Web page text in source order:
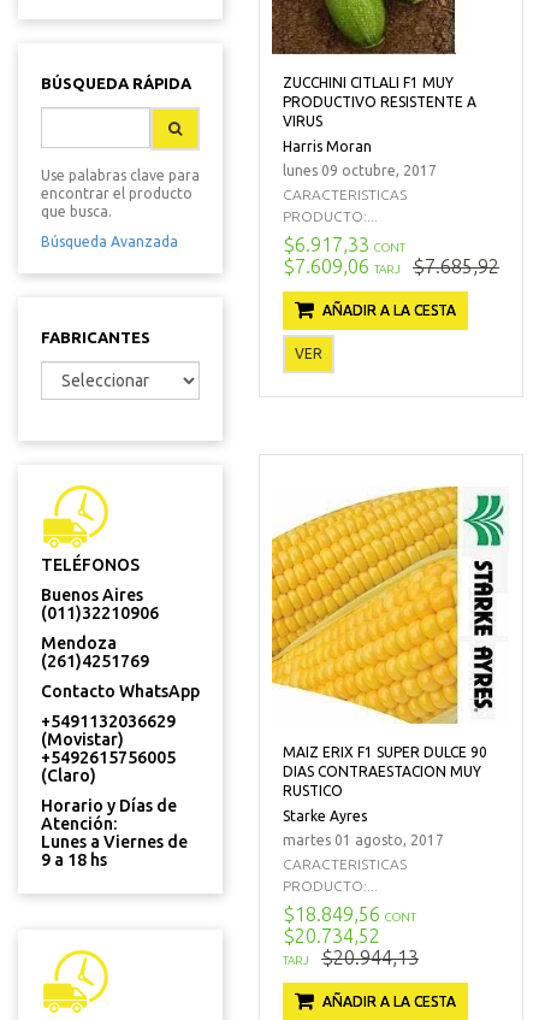
BÚSQUEDA RÁPIDA
Use palabras clave para
encontrar el producto
que busca.
Búsqueda Avanzada
FABRICANTES
TELÉFONOS
Buenos Aires
(011)32210906
Mendoza
(261)4251769
Contacto WhatsApp
+5491132036629
(Movistar)
+5492615756005
(Claro)
Horario y Días de
Atención:
Lunes a Viernes de
9 a 18 hs
ZUCCHINI CITLALI F1 MUY
PRODUCTIVO RESISTENTE A
VIRUS
Harris Moran
lunes 09 octubre, 2017
CARACTERISTICAS
PRODUCTO:...
$6.917,33 CONT
$7.609,06 TARJ $7.685,92
AÑADIR A LA CESTA
VER
MAIZ ERIX F1 SUPER DULCE 90
DIAS CONTRAESTACION MUY
RUSTICO
Starke Ayres
martes 01 agosto, 2017
CARACTERISTICAS
PRODUCTO:...
$18.849,56 CONT
$20.734,52
TARJ $20.944,13
AÑADIR A LA CESTA